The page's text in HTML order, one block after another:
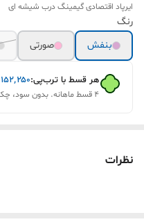
ایرپاد اقتصادی گیمینگ درب شیشه ای
رنگ
بنفش
صورتی
هر قسط با ترب‌پی:۱۵۲٬۲۵۰
۴ قسط ماهانه. بدون سود، چک و ضامن.
نظرات